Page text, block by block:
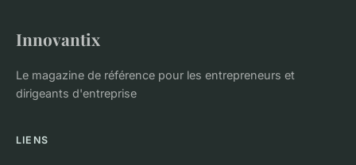
Innovantix
Le magazine de référence pour les entrepreneurs et
dirigeants d'entreprise
LIENS